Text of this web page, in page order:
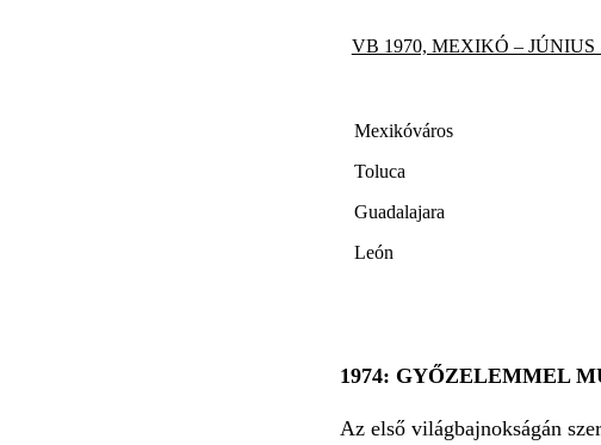
Mexikóváros
Toluca
Guadalajara
León
VB 1970, MEXIKÓ – JÚNIUS
1974: GYŐZELEMMEL
Az első világbajnokságán